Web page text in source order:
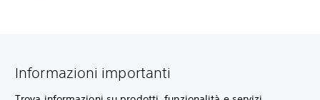
Informazioni importanti